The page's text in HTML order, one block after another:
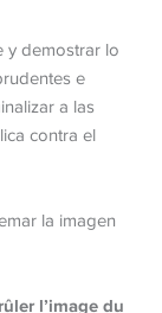
y demostrar lo
e
a las
contra el
la imagen
l’image du